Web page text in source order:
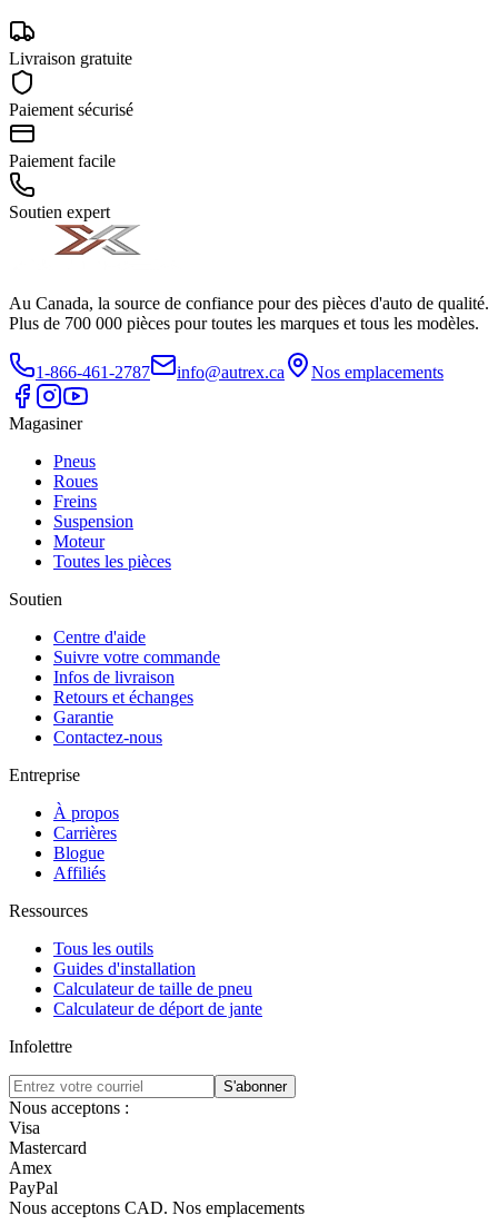
Livraison gratuite
Paiement sécurisé
Paiement facile
Soutien expert
Au Canada, la source de confiance pour des pièces d'auto de qualité.
Plus de 700 000 pièces pour toutes les marques et tous les modèles.
1-866-461-2787 info@autrex.ca Nos emplacements
Magasiner
Pneus
Roues
Freins
Suspension
Moteur
Toutes les pièces
Soutien
Centre d'aide
Suivre votre commande
Infos de livraison
Retours et échanges
Garantie
Contactez-nous
Entreprise
À propos
Carrières
Blogue
Affiliés
Ressources
Tous les outils
Guides d'installation
Calculateur de taille de pneu
Calculateur de déport de jante
Infolettre
S'abonner
Nous acceptons :
Visa
Mastercard
Amex
PayPal
Nous acceptons CAD. Nos emplacements